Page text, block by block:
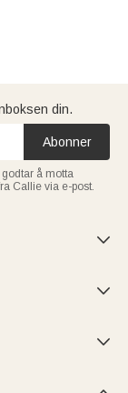
din.
Abonner
godtar å motta
Callie via e-post.


